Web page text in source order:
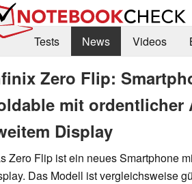
Tests
News Videos
Zero Flip:
mit ordentlicher
Display
Zero Flip ist ein neues Smartphone
Das Modell ist vergleichsweise